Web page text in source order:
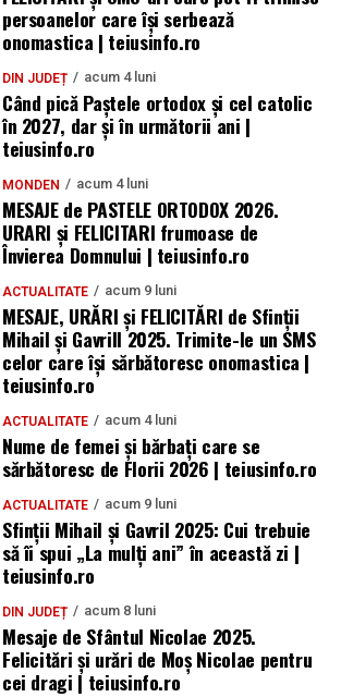
persoanelor care își serbează
onomastica | teiusinfo.ro
DIN JUDEȚ acum 4 luni
Când pică Paștele ortodox și cel catolic
în 2027, dar și în următorii ani |
teiusinfo.ro
MONDEN acum 4 luni
MESAJE de PASTELE ORTODOX 2026.
URARI și FELICITARI frumoase de
Învierea Domnului | teiusinfo.ro
ACTUALITATE acum 9 luni
MESAJE, URĂRI și FELICITĂRI de Sfinții
Mihail și Gavrill 2025. Trimite-le un SMS
celor care își sărbătoresc onomastica |
teiusinfo.ro
ACTUALITATE acum 4 luni
Nume de femei și bărbați care se
sărbătoresc de Florii 2026 | teiusinfo.ro
ACTUALITATE acum 9 luni
Sfinții Mihail și Gavril 2025: Cui trebuie
să îi spui „La mulţi ani” în această zi |
teiusinfo.ro
DIN JUDEȚ acum 8 luni
Mesaje de Sfântul Nicolae 2025.
Felicitări și urări de Moș Nicolae pentru
cei dragi | teiusinfo.ro